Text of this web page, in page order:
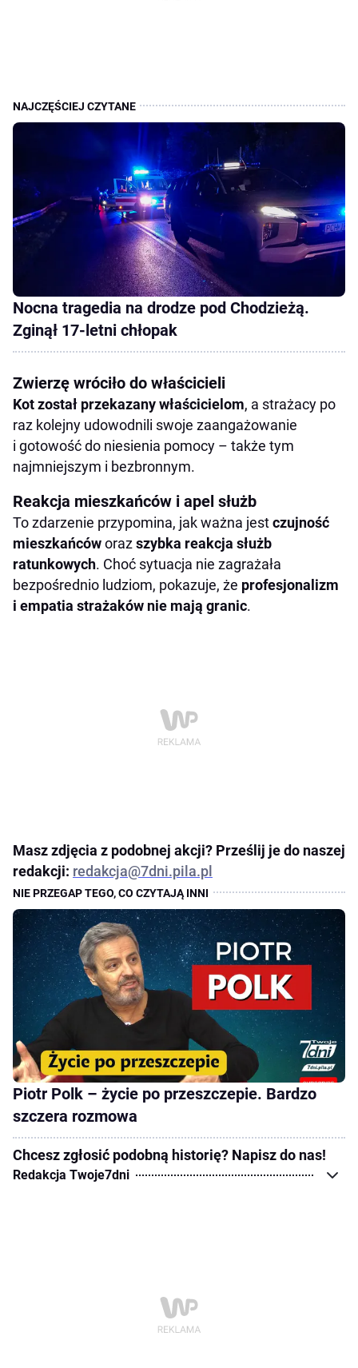
Nocna tragedia na drodze pod Chodzieżą.
Zginął 17-letni chłopak
Zwierzę wróciło do właścicieli
Kot został przekazany właścicielom, a strażacy po
raz kolejny udowodnili swoje zaangażowanie
i gotowość do niesienia pomocy – także tym
najmniejszym i bezbronnym.
Reakcja mieszkańców i apel służb
To zdarzenie przypomina, jak ważna jestczujność
mieszkańcóworazszybka reakcja służb
ratunkowych. Choć sytuacja nie zagrażała
bezpośrednio ludziom, pokazuje, że profesjonalizm
i empatia strażaków nie mają granic.
Masz zdjęcia z podobnej akcji? Prześlij je do naszej
redakcji: redakcja@7dni.pila.pl
Piotr Polk – życie po przeszczepie. Bardzo
szczera rozmowa
Chcesz zgłosić podobną historię? Napisz do nas!
Redakcja Twoje7dni